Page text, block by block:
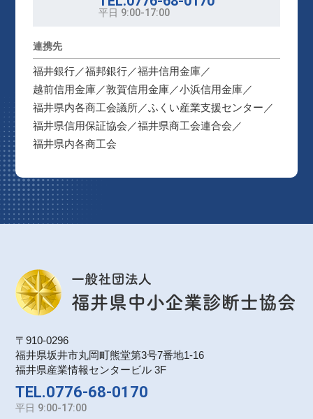
平日 9:00-17:00
連携先
福井銀行 福邦銀行
福井信用金庫
越前信用金庫
敦賀信用金庫
小浜信用金庫
福井県内各商工会議所
ふくい産業支援センター
福井県信用保証協会
福井県商工会連合会
福井県内各商工会
〒910-0296
福井県坂井市丸岡町熊堂第3号7番地1-16
福井県産業情報センタービル 3F
TEL.0776-68-0170
平日 9:00-17:00